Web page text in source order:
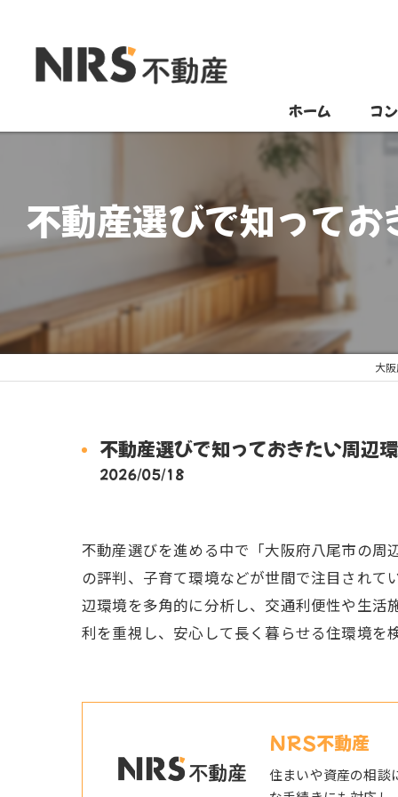
ホーム コ
不動産選びで知って
大
不動産選びで知っておきたい周辺
2026/05/18
不動産選びを進める中で「大阪府八尾市の
の評判、子育て環境などが世間で注目され
辺環境を多角的に分析し、交通利便性や生活
利を重視し、安心して長く暮らせる住環境を
NRS不動産
住まいや資産の相談